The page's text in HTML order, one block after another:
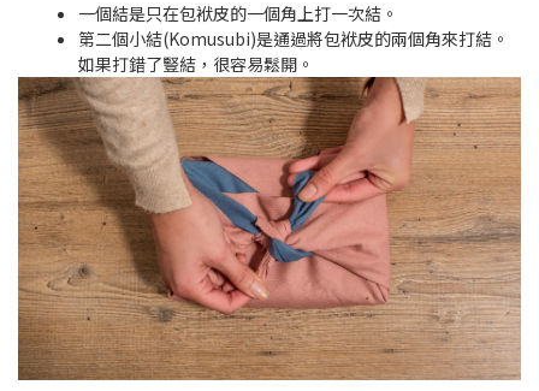
一個結是只在包袱皮的一個角上打一次結。
第二個小結(Komusubi)是通過將包袱皮的兩個角來打結。
如果打錯了豎結，很容易鬆開。